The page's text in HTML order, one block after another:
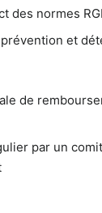
des normes
et
de
par un